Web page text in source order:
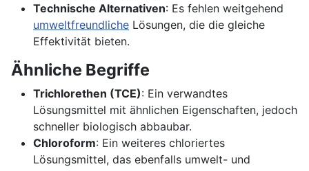
Technische Alternativen: Es fehlen weitgehend
umweltfreundliche Lösungen, die die gleiche
Effektivität bieten.
Ähnliche Begriffe
Trichlorethen (TCE): Ein verwandtes
Lösungsmittel mit ähnlichen Eigenschaften, jedoch
schneller biologisch abbaubar.
Chloroform: Ein weiteres chloriertes
Lösungsmittel, das ebenfalls umwelt- und